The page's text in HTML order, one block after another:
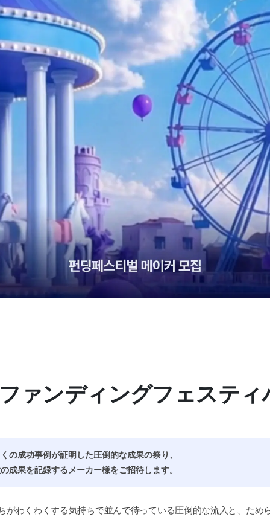
ァンディングフェスティ
の成功事例が証明した圧倒的な成果の祭り、
成果を記録するメーカー様をご招待します。
がわくわくする気持ちで並んで待っている圧倒的な流入と、ため